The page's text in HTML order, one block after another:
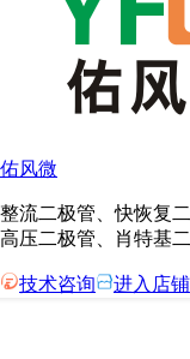
佑风微
整流二极管、快恢复
高压二极管、肖特基
技术咨询 进入店铺